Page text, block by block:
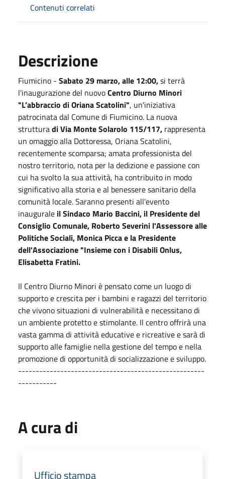
Contenuti correlati
Descrizione
Fiumicino - Sabato 29 marzo, alle 12:00,si terrà
l'inaugurazione del nuovoCentro Diurno Minori
"L’abbraccio di Oriana Scatolini", un'iniziativa
patrocinata dal Comune di Fiumicino. La nuova
strutturadi Via Monte Solarolo 115/117, rappresenta
un omaggio alla Dottoressa, Oriana Scatolini,
recentemente scomparsa; amata professionista del
nostro territorio, nota per la dedizione e passione con
cui ha svolto la sua attività, ha contribuito in modo
significativo alla storia e al benessere sanitario della
comunità locale. Saranno presenti all'evento
inaugurale il Sindaco Mario Baccini, il Presidente del
Consiglio Comunale, Roberto Severini l'Assessore alle
Politiche Sociali, Monica Picca e la Presidente
dell'Associazione "Insieme con i Disabili Onlus,
Elisabetta Fratini.
Il Centro Diurno Minori è pensato come un luogo di
supporto e crescita per i bambini e ragazzi del territorio
che vivono situazioni di vulnerabilità e necessitano di
un ambiente protetto e stimolante. Il centro offrirà una
vasta gamma di attività educative e ricreative e sarà di
supporto alle famiglie nella gestione del tempo e nella
promozione di opportunità di socializzazione e sviluppo.
-----------------------------------------------------
-----------
A cura di
Ufficio stampa